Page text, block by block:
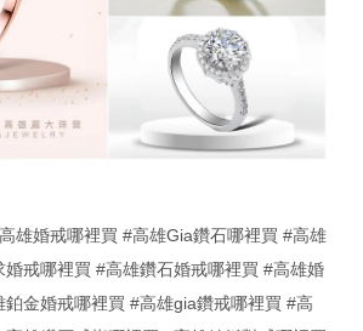
雄婚戒哪裡買 #高雄Gia鑽石哪裡買 #高雄
婚戒哪裡買 #高雄鑽石婚戒哪裡買 #高雄婚
鉑金婚戒哪裡買 #高雄gia鑽戒哪裡買 #高